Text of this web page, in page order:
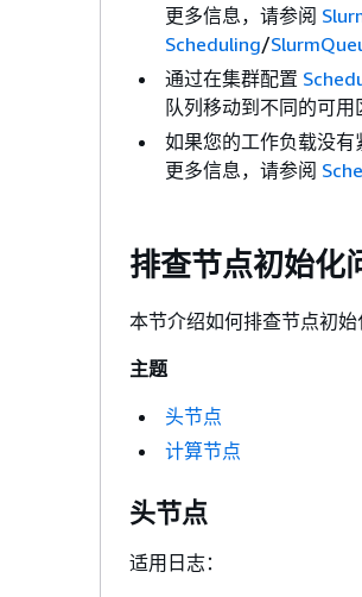
更多信息，请参阅
Scheduling/
通过在集群配置
队列移动到不同的可用
如果您的工作负载没
更多信息，请参阅
排查节点初始化
本节介绍如何排查节点初
主题
头节点
计算节点
头节点
适用日志：